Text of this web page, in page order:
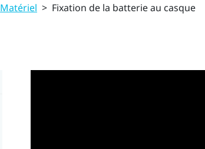
Matériel > Fixation de la batterie au casque